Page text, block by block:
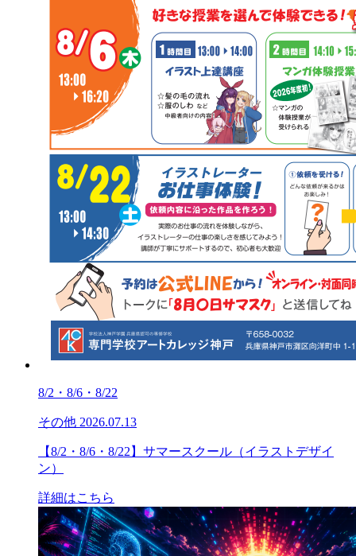
8/2・8/6・8/22
その他 2026.07.13
【8/2・8/6・8/22】サマースクール（イラストデザイ
ン）
詳細はこちら